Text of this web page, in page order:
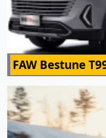
FAW Bestune